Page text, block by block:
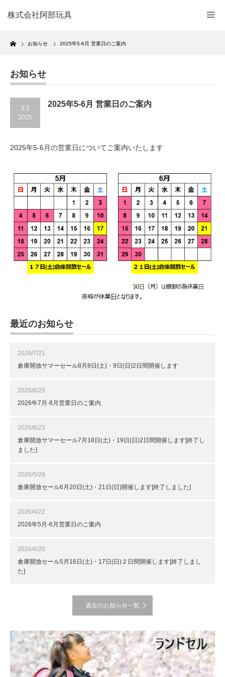
株式会社阿部玩具
Home
お知らせ 2025年5‐6月 営業日のご案内
お知らせ
5.2
2025
2025年5‐6月 営業日のご案内
2025年5-6月の営業日についてご案内いたします
最近のお知らせ
2026/7/21
倉庫開放サマーセール8月8日(土)・9日(日)2日間開催します
2026/6/25
2026年7月-8月営業日のご案内
2026/6/23
倉庫開放サマーセール7月18日(土)・19日(日)2日間開催します[終了し
ました]
2026/5/28
倉庫開放セール6月20日(土)・21日(日)開催します[終了しました]
2026/4/22
2026年5月-6月営業日のご案内
2026/4/20
倉庫開放セール5月16日(土)・17日(日)２日間開催します[終了しまし
た]
過去のお知らせ一覧